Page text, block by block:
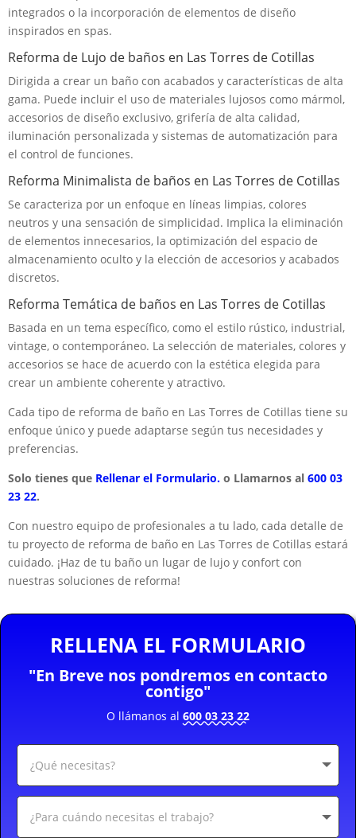
integrados o la incorporación de elementos de diseño
inspirados en spas.
Reforma de Lujo de baños en Las Torres de Cotillas
Dirigida a crear un baño con acabados y características de alta
gama. Puede incluir el uso de materiales lujosos como mármol,
accesorios de diseño exclusivo, grifería de alta calidad,
iluminación personalizada y sistemas de automatización para
el control de funciones.
Reforma Minimalista de baños en Las Torres de Cotillas
Se caracteriza por un enfoque en líneas limpias, colores
neutros y una sensación de simplicidad. Implica la eliminación
de elementos innecesarios, la optimización del espacio de
almacenamiento oculto y la elección de accesorios y acabados
discretos.
Reforma Temática de baños en Las Torres de Cotillas
Basada en un tema específico, como el estilo rústico, industrial,
vintage, o contemporáneo. La selección de materiales, colores y
accesorios se hace de acuerdo con la estética elegida para
crear un ambiente coherente y atractivo.
Cada tipo de reforma de baño en Las Torres de Cotillas tiene su
enfoque único y puede adaptarse según tus necesidades y
preferencias.
Solo tienes que Rellenar el Formulario. o Llamarnos al 600 03
23 22.
Con nuestro equipo de profesionales a tu lado, cada detalle de
tu proyecto de reforma de baño en Las Torres de Cotillas estará
cuidado. ¡Haz de tu baño un lugar de lujo y confort con
nuestras soluciones de reforma!
RELLENA EL FORMULARIO
"En Breve nos pondremos en contacto
contigo"
O llámanos al 600 03 23 22